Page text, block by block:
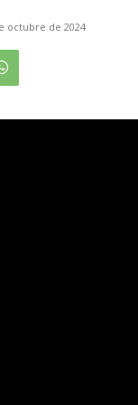
octubre de 2024